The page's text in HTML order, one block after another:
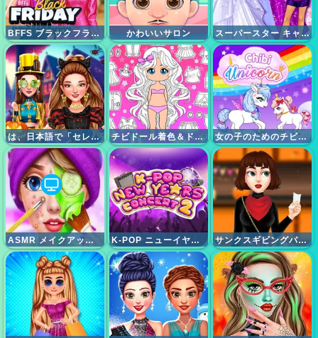
BFFS ブラックフライデーコレクション かわいいサロン スーパースター キャリア ドレスアップ
は、日本語で「セレブリティ ハロウィン コスチューム」となります。 チビドール着色＆ドレスアップ 女の子のためのチビユニコーンゲーム
ASMR メイクアップ スパサロン K-POP ニューイヤーコンサート 2 サンクスギビングパーティープレップ